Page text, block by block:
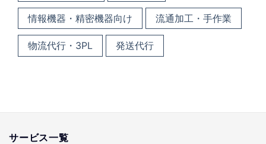
情報機器・精密機器向け 流通加工・手作業
物流代行・3PL 発送代行
サービス一覧